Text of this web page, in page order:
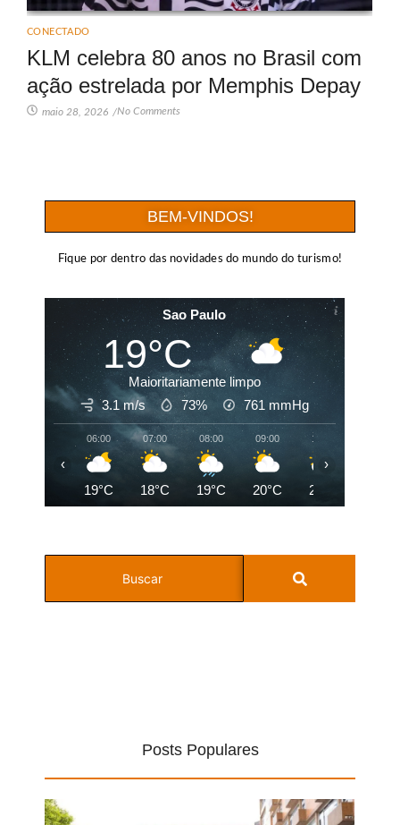
CONECTADO
KLM celebra 80 anos no Brasil com
ação estrelada por Memphis Depay
maio 28, 2026 /No Comments
BEM-VINDOS!
Fique por dentro das novidades do mundo do turismo!
Sao Paulo
19°C
Maioritariamente limpo
3.1 m/s
73% 761 mmHg
06:00
19°C
07:00
18°C
08:00
19°C
09:00
20°C
10:00
22°C
‹ ›
Posts Populares